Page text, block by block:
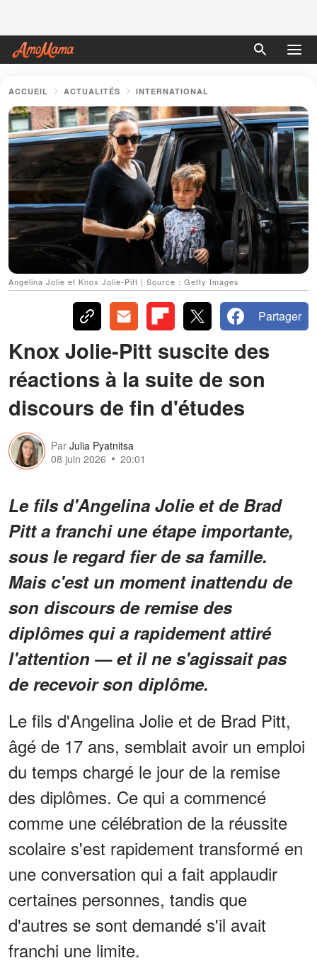
ACCUEIL ACTUALITÉS INTERNATIONAL
Angelina Jolie et Knox Jolie-Pitt | Source : Getty Images
Partager
Knox Jolie-Pitt suscite des
réactions à la suite de son
discours de fin d'études
Par Julia Pyatnitsa
08 juin 2026
20:01
Le fils d'Angelina Jolie et de Brad
Pitt a franchi une étape importante,
sous le regard fier de sa famille.
Mais c'est un moment inattendu de
son discours de remise des
diplômes qui a rapidement attiré
l'attention — et il ne s'agissait pas
de recevoir son diplôme.
Le fils d'Angelina Jolie et de Brad Pitt,
âgé de 17 ans, semblait avoir un emploi
du temps chargé le jour de la remise
des diplômes. Ce qui a commencé
comme une célébration de la réussite
scolaire s'est rapidement transformé en
une conversation qui a fait applaudir
certaines personnes, tandis que
d'autres se sont demandé s'il avait
franchi une limite.